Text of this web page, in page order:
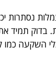
נסתרות
בדוק תמיד
השקעה כמו